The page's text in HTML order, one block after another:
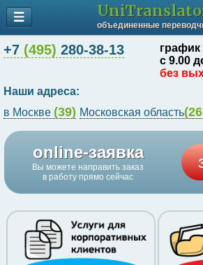
+7 (495) 280-38-13
с 9.00
без
Наши адреса:
в Москве (39) Московская область
online-заявка
Вы можете направить заказ
в работу прямо сейчас
объединенные